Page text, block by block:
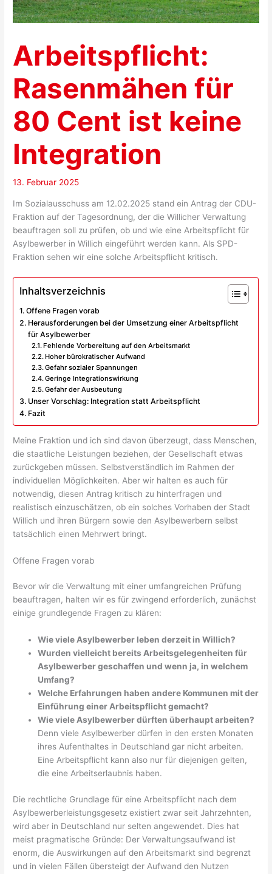
Arbeitspflicht:
Rasenmähen für
80 Cent ist keine
Integration
13. Februar 2025
Im Sozialausschuss am 12.02.2025 stand ein Antrag der CDU-
Fraktion auf der Tagesordnung, der die Willicher Verwaltung
beauftragen soll zu prüfen, ob und wie eine Arbeitspflicht für
Asylbewerber in Willich eingeführt werden kann. Als SPD-
Fraktion sehen wir eine solche Arbeitspflicht kritisch.
Inhaltsverzeichnis
Offene Fragen vorab
Herausforderungen bei der Umsetzung einer Arbeitspflicht
für Asylbewerber
Fehlende Vorbereitung auf den Arbeitsmarkt
Hoher bürokratischer Aufwand
Gefahr sozialer Spannungen
Geringe Integrationswirkung
Gefahr der Ausbeutung
Unser Vorschlag: Integration statt Arbeitspflicht
Fazit
Meine Fraktion und ich sind davon überzeugt, dass Menschen,
die staatliche Leistungen beziehen, der Gesellschaft etwas
zurückgeben müssen. Selbstverständlich im Rahmen der
individuellen Möglichkeiten. Aber wir halten es auch für
notwendig, diesen Antrag kritisch zu hinterfragen und
realistisch einzuschätzen, ob ein solches Vorhaben der Stadt
Willich und ihren Bürgern sowie den Asylbewerbern selbst
tatsächlich einen Mehrwert bringt.
Offene Fragen vorab
Bevor wir die Verwaltung mit einer umfangreichen Prüfung
beauftragen, halten wir es für zwingend erforderlich, zunächst
einige grundlegende Fragen zu klären:
Wie viele Asylbewerber leben derzeit in Willich?
Wurden vielleicht bereits Arbeitsgelegenheiten für
Asylbewerber geschaffen und wenn ja, in welchem
Umfang?
Welche Erfahrungen haben andere Kommunen mit der
Einführung einer Arbeitspflicht gemacht?
Wie viele Asylbewerber dürften überhaupt arbeiten?
Denn viele Asylbewerber dürfen in den ersten Monaten
ihres Aufenthaltes in Deutschland gar nicht arbeiten.
Eine Arbeitspflicht kann also nur für diejenigen gelten,
die eine Arbeitserlaubnis haben.
Die rechtliche Grundlage für eine Arbeitspflicht nach dem
Asylbewerberleistungsgesetz existiert zwar seit Jahrzehnten,
wird aber in Deutschland nur selten angewendet. Dies hat
meist pragmatische Gründe: Der Verwaltungsaufwand ist
enorm, die Auswirkungen auf den Arbeitsmarkt sind begrenzt
und in vielen Fällen übersteigt der Aufwand den Nutzen